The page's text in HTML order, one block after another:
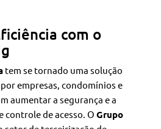
com o
tem se tornado uma solução
empresas, condomínios e
aumentar a segurança e a
controle de acesso. OGrupo